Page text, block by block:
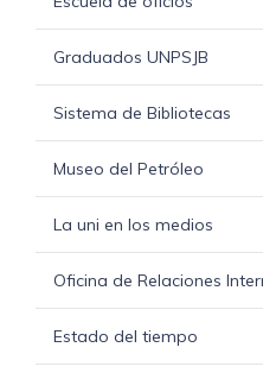
Graduados UNPSJB
Sistema de Bibliotecas
Museo del Petróleo
La uni en los medios
Oficina de Relaciones
Estado del tiempo